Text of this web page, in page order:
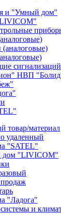
и "Умный дом"
сигнализаций
НВП
товар/материал
удаленный
"SATEL"
дом "LIVICOM"
"Ладога"
и